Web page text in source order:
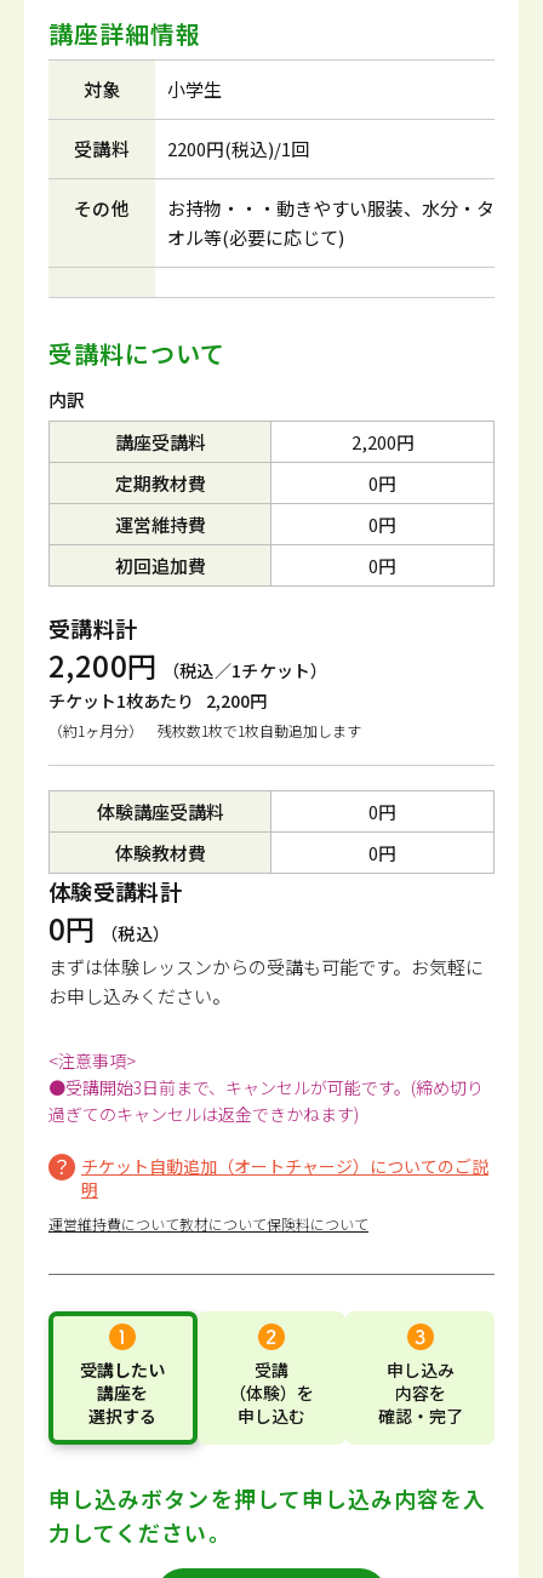
講座詳細情報
対象 小学生
受講料 2200円(税込)/1回
その他
お持物・・・動きやすい服装、水分・タ
オル等(必要に応じて)
受講料について
内訳
講座受講料
2,200円
定期教材費
0円
運営維持費
0円
初回追加費
0円
受講料計
2,200円
（税込／1チケット）
チケット1枚あたり
2,200円
（約1ヶ月分） 残枚数1枚で1枚自動追加します
体験講座受講料
0円
体験教材費
0円
体験受講料計
0円 （税込）
まずは体験レッスンからの受講も可能です。 お気軽に
お申し込みください。
<注意事項>
●受講開始3日前まで、キャンセルが可能です。(締め切り
過ぎてのキャンセルは返金できかねます)
チケット自動追加（オートチャージ）についてのご説
明
運営維持費について教材について保険料について
受講したい
講座を
選択する
受講
（体験） を
申し込む
申し込み
内容を
確認・完了
申し込みボタンを押して申し込み内容を入
力してください。